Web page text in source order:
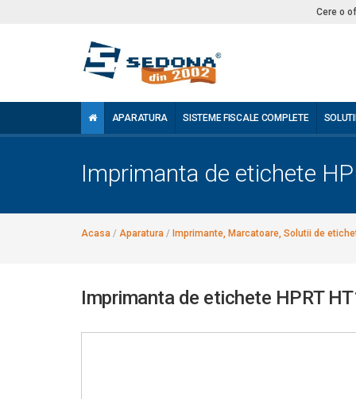
Cere o
APARATURA SISTEME FISCALE COMPLETE
Imprimanta de etichete
Acasa / Aparatura / Imprimante, Marcatoare, Solutii de
Imprimanta de etichete HPRT